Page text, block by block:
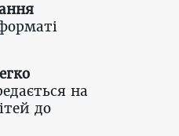
на
до